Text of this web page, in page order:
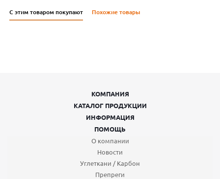
С этим товаром покупают Похожие товары
КОМПАНИЯ
КАТАЛОГ ПРОДУКЦИИ
ИНФОРМАЦИЯ
ПОМОЩЬ
О компании
Новости
Углеткани / Карбон
Препреги